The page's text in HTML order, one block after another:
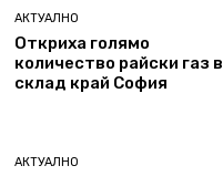
АКТУАЛНО
Откриха голямо
количество райски газ в
склад край София
АКТУАЛНО